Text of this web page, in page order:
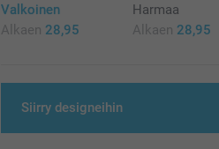
Valkoinen
Alkaen 28,95
Harmaa
Alkaen 28,95
Siirry designeihin